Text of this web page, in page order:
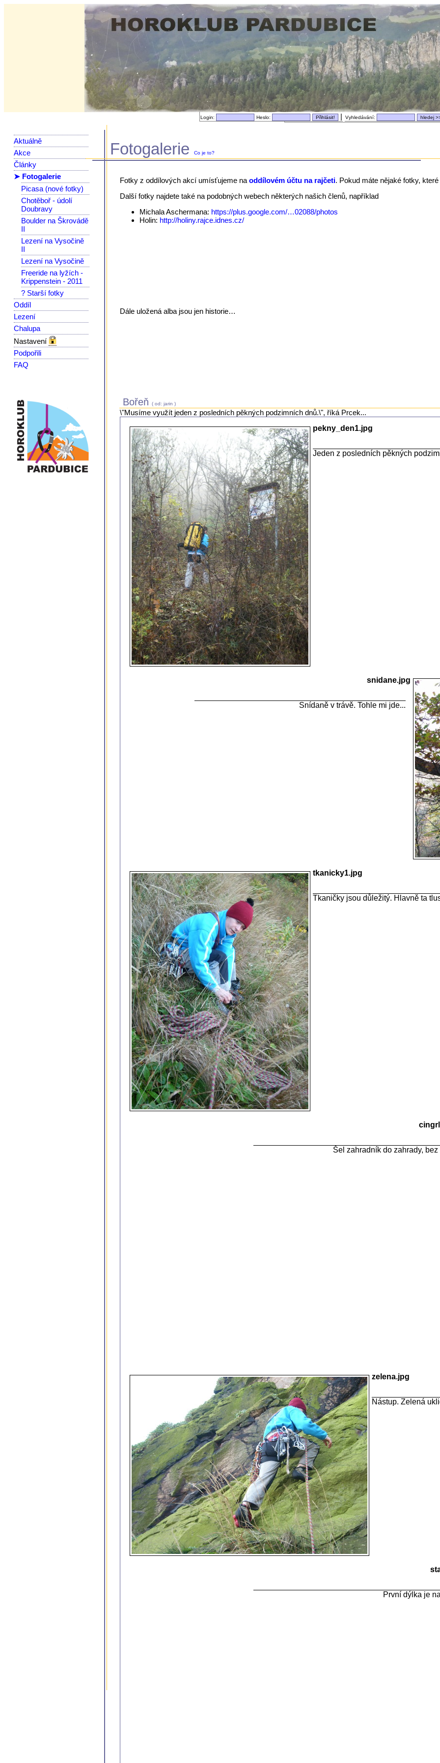
Login: Heslo: | Vyhledávání:
Aktuálně
Akce
Články
➤ Fotogalerie
Picasa (nové fotky)
Chotěboř - údolí
Doubravy
Boulder na Škrovádě
II
Lezení na Vysočině
II
Lezení na Vysočině
Freeride na lyžích -
Krippenstein - 2011
? Starší fotky
Oddíl
Lezení
Chalupa
Nastavení
Podpořili
FAQ
Fotogalerie Co je to?
Fotky z oddílových akcí umísťujeme na oddílovém účtu na rajčeti. Pokud máte nějaké fotky,
Další fotky najdete také na podobných webech některých našich členů, například
Michala Aschermana: https://plus.google.com/…02088/photos
Holin: http://holiny.rajce.idnes.cz/
Dále uložená alba jsou jen historie…
Bořeň( od: jarin )
\"Musíme využít jeden z posledních pěkných podzimních dnů.\", říká Prcek...
pekny_den1.jpg
Jeden z posledních pěkných
snidane.jpg
Snídaně v trávě. Tohle mi jde...
tkanicky1.jpg
Tkaničky jsou důležitý. Hlavně ta
Šel zahradník do zahrady, bez
zelena.jpg
Nástup. Zelená
První dýlka je